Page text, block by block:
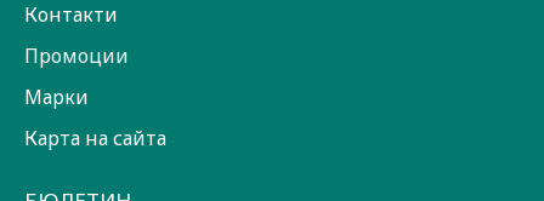
Контакти
Промоции
Марки
Карта на сайта